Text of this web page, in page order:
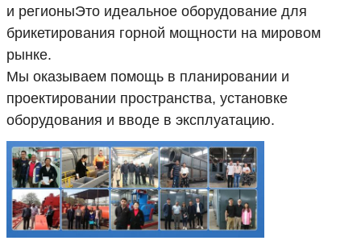
и регионыЭто идеальное оборудование для
брикетирования горной мощности на мировом
рынке.
Мы оказываем помощь в планировании и
проектировании пространства, установке
оборудования и вводе в эксплуатацию.